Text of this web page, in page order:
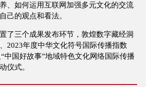
、如何运用互联网加强多元文化的交流
己的观点和看法。
了三个成果发布环节，敦煌数字藏经洞
2023年度中华文化符号国际传播指数
“中国好故事”地域特色文化网络国际传播
仪式。